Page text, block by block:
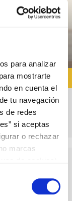
para analizar
mostrarte
en cuenta el
tu navegación
de redes
si aceptas
o rechazar
marcas